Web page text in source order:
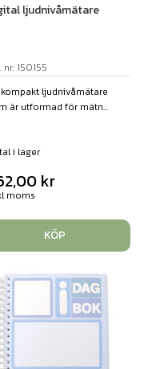
ljudnivåmätare
nr: 150155
kompakt ljudnivåmätare
är utformad för mätn...
i lager
kr
moms
KÖP